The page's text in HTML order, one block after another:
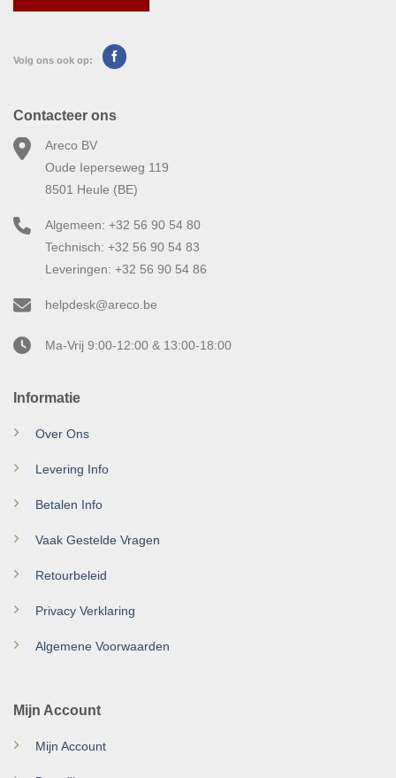
Volg ons ook op:
Informatie
Over Ons
Levering Info
Betalen Info
Vaak Gestelde Vragen
Retourbeleid
Privacy Verklaring
Algemene Voorwaarden
Mijn Account
Mijn Account
Contacteer ons
Areco BV
Oude Ieperseweg 119
8501 Heule (BE)
Algemeen: +32 56 90 54 80
Technisch: +32 56 90 54 83
Leveringen: +32 56 90 54 86
helpdesk@areco.be
Ma-Vrij 9:00-12:00 & 13:00-18:00